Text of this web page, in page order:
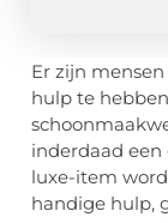
Er zijn
hulp te
inderdaad een
luxe-item
handige hulp,